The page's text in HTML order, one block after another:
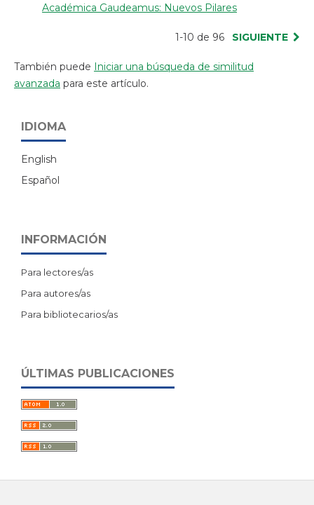
Académica Gaudeamus: Nuevos Pilares
1-10 de 96 SIGUIENTE
También puede Iniciar una búsqueda de similitud
avanzada para este artículo.
IDIOMA
English
Español
INFORMACIÓN
Para lectores/as
Para autores/as
Para bibliotecarios/as
ÚLTIMAS PUBLICACIONES